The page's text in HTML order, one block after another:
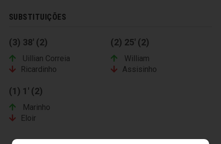
SUBSTITUIÇÕES
(3) 38' (2)
Uillian Correia
Ricardinho
(2) 25' (2)
William
Assisinho
(1) 1' (2)
Marinho
Eloir